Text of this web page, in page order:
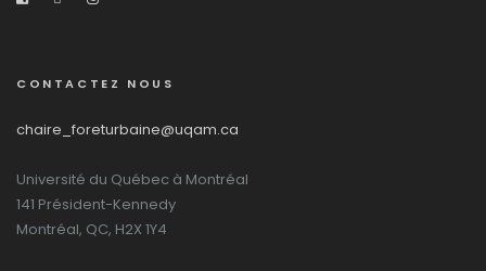
CONTACTEZ NOUS
chaire_foreturbaine@uqam.ca
Université du Québec à Montréal
141 Président-Kennedy
Montréal, QC, H2X 1Y4